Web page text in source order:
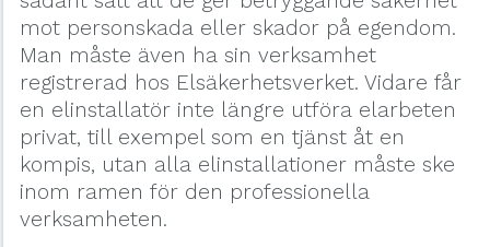
mot personskada eller skador på egendom.
Man måste även ha sin verksamhet
registrerad hos Elsäkerhetsverket. Vidare får
en elinstallatör inte längre utföra elarbeten
privat, till exempel som en tjänst åt en
kompis, utan alla elinstallationer måste ske
inom ramen för den professionella
verksamheten.